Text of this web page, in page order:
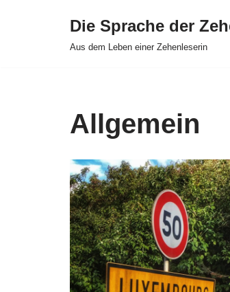
Die Sprache der
Aus dem Leben einer Zehenleserin
Allgemein